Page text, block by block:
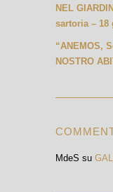
NEL
sartoria – 18
“ANEMOS,
NOSTRO
MdeS su